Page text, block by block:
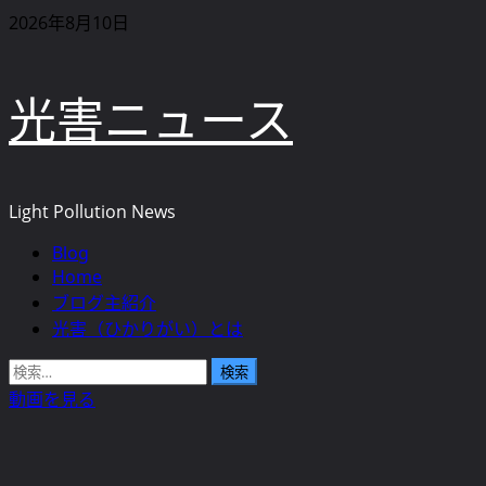
内
ス
キ
ッ
2026年8月10日
光害ニュース
Light Pollution News
ニ
ュ
ー
Blog
Home
ブログ主紹介
光害（ひかりがい）とは
検
索:
動画を見る